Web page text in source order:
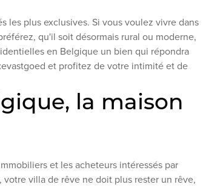
les plus exclusives. Si vous voulez vivre dans
qu'il soit désormais rural ou moderne,
en Belgique un bien qui répondra
et profitez de votre intimité et de
la maison
et les acheteurs intéressés par
villa de rêve ne doit plus rester un rêve,